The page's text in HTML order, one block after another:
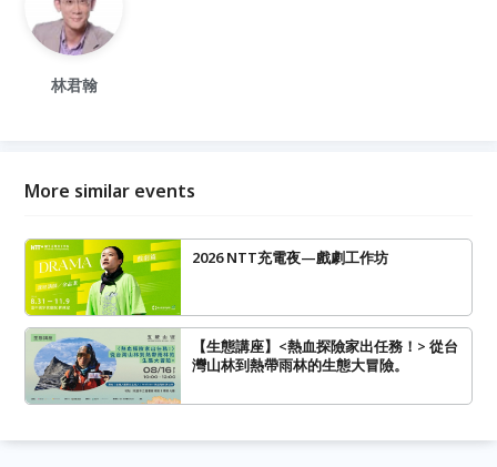
林君翰
More similar events
2026 NTT充電夜—戲劇工作坊
【生態講座】<熱血探險家出任務！> 從台
灣山林到熱帶雨林的生態大冒險。